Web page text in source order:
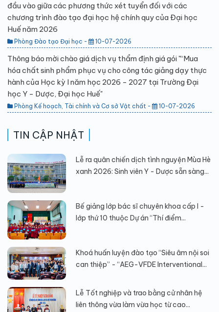
đầu vào giữa các phương thức xét tuyển đối với các
chương trình đào tạo đại học hệ chính quy của Đại học
Huế năm 2026
Phòng Đào tạo Đại học - 10-07-2026
Thông báo mời chào giá dịch vụ thẩm định giá gói "“Mua
hóa chất sinh phẩm phục vụ cho công tác giảng dạy thực
hành của Học kỳ I năm học 2026 - 2027 tại Trường Đại
học Y - Dược, Đại học Huế"
Phòng Kế hoạch, Tài chính và Cơ sở Vật chất - 10-07-2026
TIN CẬP NHẬT
Lễ ra quân chiến dịch tình nguyện Mùa Hè
xanh 2026: Sinh viên Y - Dược sẵn sàng...
Bế giảng lớp bác sĩ chuyên khoa cấp I -
lớp thứ 10 thuộc Dự án “Thí điểm...
Khoá huấn luyện đào tạo “Siêu âm nội soi
can thiệp” - “AEG-VFDE Interventional...
Lễ Tốt nghiệp và trao bằng cử nhân hệ
liên thông vừa làm vừa học từ cao...